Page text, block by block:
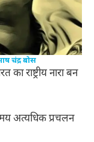
चंद्र बोस
का राष्ट्रीय नारा बन
अत्यधिक प्रचलन